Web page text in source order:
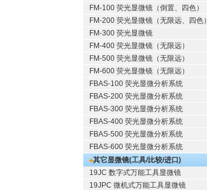
FM-100 荧光显微镜（倒置、四色）
FM-200 荧光显微镜（无限远、四色）
FM-300 荧光显微镜
FM-400 荧光显微镜（无限远）
FM-500 荧光显微镜（无限远）
FM-600 荧光显微镜（无限远）
FBAS-100 荧光显微分析系统
FBAS-200 荧光显微分析系统
FBAS-300 荧光显微分析系统
FBAS-400 荧光显微分析系统
FBAS-500 荧光显微分析系统
FBAS-600 荧光显微分析系统
其它显微镜(工具/比较/进口)
19JC 数字式万能工具显微镜
19JPC 微机式万能工具显微镜